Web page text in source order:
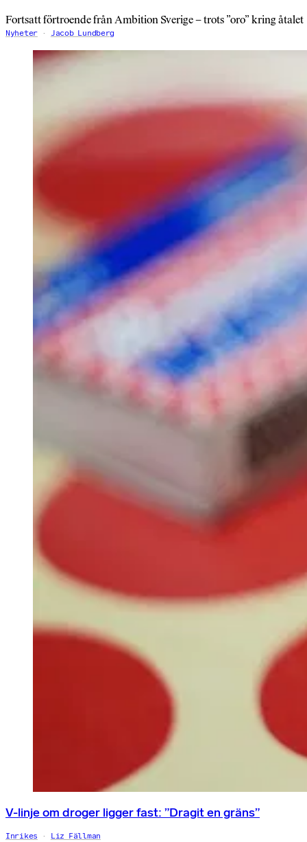
Fortsatt förtroende från Ambition Sverige – trots ”oro” kring åtalet
Nyheter Jacob Lundberg
V-linje om droger ligger fast: ”Dragit en gräns”
Inrikes Liz Fällman